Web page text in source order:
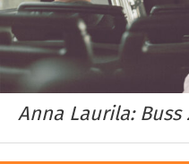
Anna Laurila: Buss